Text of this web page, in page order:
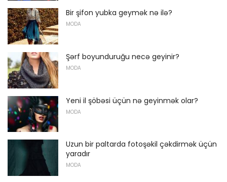
Bir şifon yubka geymək nə ilə?
MODA
Şərf boyunduruğu necə geyinir?
MODA
Yeni il şöbəsi üçün nə geyinmək olar?
MODA
Uzun bir paltarda fotoşəkil çəkdirmək üçün
yaradır
MODA